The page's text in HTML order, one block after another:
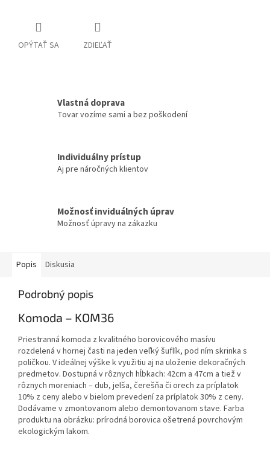
OPÝTAŤ SA ZDIEĽAŤ
Vlastná doprava
Tovar vozíme sami a bez poškodení
Individuálny prístup
Aj pre náročných klientov
Možnosť inviduálných úprav
Možnosť úpravy na zákazku
Popis Diskusia
Podrobný popis
Komoda – KOM36
Priestranná komoda z kvalitného borovicového masívu
rozdelená v hornej časti na jeden veľký šuflík, pod ním skrinka s
poličkou. V ideálnej výške k využitiu aj na uloženie dekoračných
predmetov. Dostupná v rôznych hĺbkach: 42cm a 47cm a tiež v
rôznych moreniach – dub, jelša, čerešňa či orech za príplatok
10% z ceny alebo v bielom prevedení za príplatok 30% z ceny.
Dodávame v zmontovanom alebo demontovanom stave. Farba
produktu na obrázku: prírodná borovica ošetrená povrchovým
ekologickým lakom.